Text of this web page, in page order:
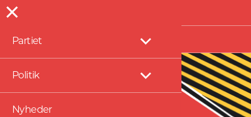
Partiet
Vis
undermenu
Politik
Vis
undermenu
Nyheder